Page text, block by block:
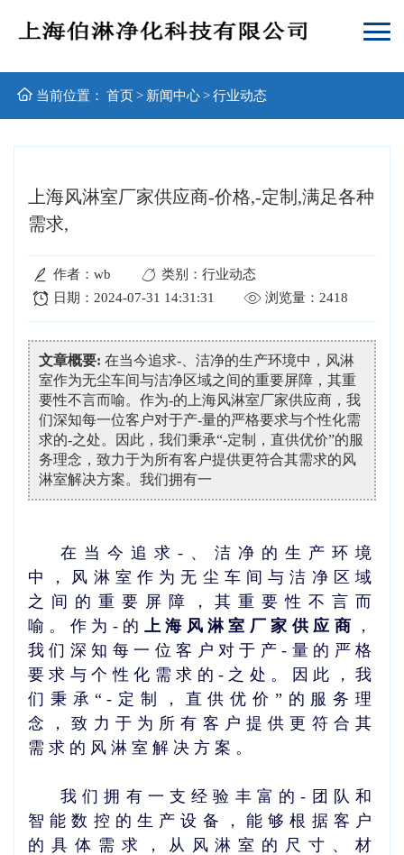
当前位置： 首页> 新闻中心>行业动态
上海风淋室厂家供应商-价格,-定制,满足各种
需求,
作者：wb
类别：行业动态
日期：2024-07-31 14:31:31
浏览量：2418
文章概要: 在当今追求-、洁净的生产环境中，风淋
室作为无尘车间与洁净区域之间的重要屏障，其重
要性不言而喻。作为-的上海风淋室厂家供应商，我
们深知每一位客户对于产-量的严格要求与个性化需
求的-之处。因此，我们秉承“-定制，直供优价”的服
务理念，致力于为所有客户提供更符合其需求的风
淋室解决方案。我们拥有一
在当今追求-、洁净的生产环境
中，风淋室作为无尘车间与洁净区域
之间的重要屏障，其重要性不言而
喻。作为-的 上海风淋室厂家供应商
，
我们深知每一位客户对于产-量的严格
要求与个性化需求的-之处。因此，我
们秉承“-定制，直供优价”的服务理
念，致力于为所有客户提供更符合其
需求的风淋室解决方案。
我们拥有一支经验丰富的-团队和
智能数控的生产设备，能够根据客户
的具体需求，从风淋室的尺寸、材